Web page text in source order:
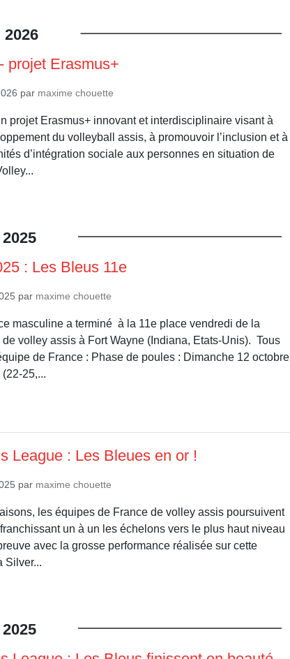
2026
projet Erasmus+
par maxime chouette
projet Erasmus+ innovant et interdisciplinaire visant à
du volleyball assis, à promouvoir l’inclusion et à
d’intégration sociale aux personnes en situation de
2025
: Les Bleus 11e
par maxime chouette
masculine a terminé à la 11e place vendredi de la
volley assis à Fort Wayne (Indiana, Etats-Unis). Tous
de France : Phase de poules : Dimanche 12 octobre
25,...
League : Les Bleues en or !
par maxime chouette
les équipes de France de volley assis poursuivent
un à un les échelons vers le plus haut niveau
avec la grosse performance réalisée sur cette
Silver...
2025